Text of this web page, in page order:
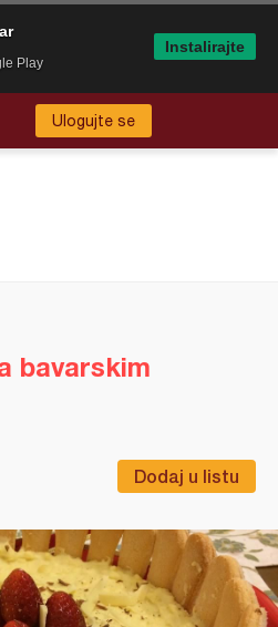
Ulogujte se
Dodaj u listu
bavarskim
Play
Instalirajte